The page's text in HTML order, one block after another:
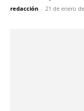
redacción - 21 de enero